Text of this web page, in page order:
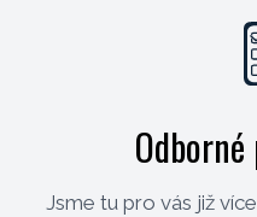
Jsme tu pro vás již